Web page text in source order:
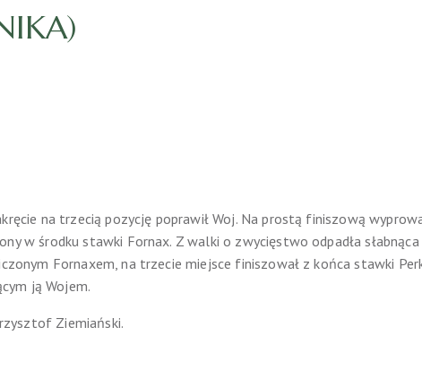
na trzecią pozycję poprawił Woj. Na prostą finiszową
w środku stawki Fornax. Z walki o zwycięstwo odpadła słabnąca
Fornaxem, na trzecie miejsce finiszował z końca stawki
ją Wojem.
Ziemiański.